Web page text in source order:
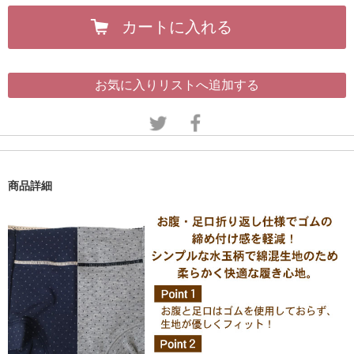
カートに入れる
お気に入りリストへ追加する
商品詳細